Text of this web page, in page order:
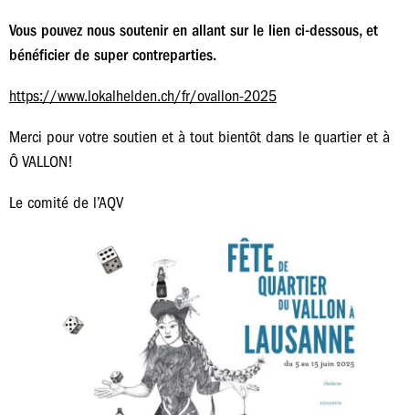
Vous pouvez nous soutenir en allant sur le lien ci-dessous, et
bénéficier de super contreparties.
https://www.lokalhelden.ch/fr/ovallon-2025
Merci pour votre soutien et à tout bientôt dans le quartier et à
Ô VALLON!
Le comité de l’AQV